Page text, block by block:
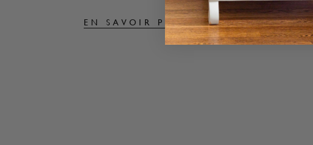
EN SAVOIR PLUS